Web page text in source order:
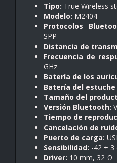
Tipo: True Wireless
Modelo: M2404
Protocolos
SPP
Distancia de
Frecuencia de
GHz
Batería de los
Batería del
Tamaño del
Versión Bluetooth:
Tiempo de
Cancelación de
Puerto de carga:
Sensibilidad: -42 ± 3
Driver: 10 mm, 32 Ω